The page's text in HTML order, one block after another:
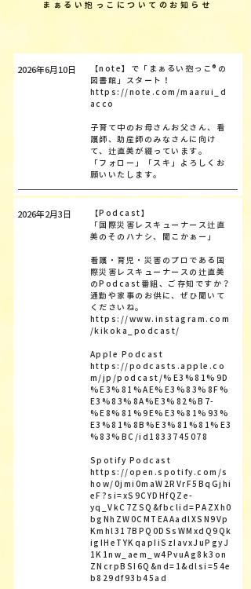
​まぁるい抱っこについてのお知らせ
2026年6月10日
【note】で「まぁるい抱っこ®の
図書館」スタート！
https://note.com/maarui_d
acco
子育て中のお母さんお父さん、看
護師、助産師のみなさんに向け
て、辻直美が綴っています。
「フォロー」「スキ」よろしくお
願いいたします。
2026年2月3日
【Podcast】
「国際災害レスキューナース辻直
美のそのハナシ、聞こかぁー」
看護・育児・災害のプロである国
際災害レスキューナースの辻直美
のPodcast番組、ご存知ですか？
通勤や家事のお供に、ぜひ聞いて
くださいね。
https://www.instagram.com
/kikoka_podcast/
Apple Podcast
https://podcasts.apple.co
m/jp/podcast/%E3%81%9D
%E3%81%AE%E3%83%8F%
E3%83%8A%E3%82%B7-
%E8%81%9E%E3%81%93%
E3%81%8B%E3%81%81%E3
%83%BC/id1833745078
Spotify Podcast
https://open.spotify.com/s
how/0jmi0maW2RVrF5BqGjhi
eF?si=xS9CYDHfQZe-
yq_VkC7ZSQ&fbclid=PAZXh0
bgNhZW0CMTEAAadlXSN9Vp
Kmhl317BPQ0DSsWMxdQ9Qk
igIHeTYKqapIiSzIavxJuPgyJ
1K1nw_aem_w4PvuAg8k3on
ZNcrpBSI6Q&nd=1&dlsi=54e
b829df93b45ad